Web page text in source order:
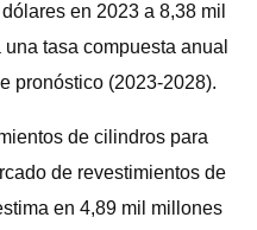
en 2023 a 8,38 mil
tasa compuesta anual
pronóstico (2023-2028).
de cilindros para
de revestimientos de
en 4,89 mil millones